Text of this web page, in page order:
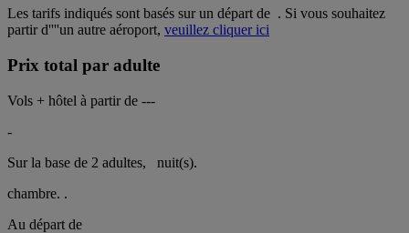
Les tarifs indiqués sont basés sur un départ de . Si vous souhaitez
partir d''''un autre aéroport, veuillez cliquer ici
Prix total par adulte
Vols + hôtel à partir de ---
-
Sur la base de 2 adultes,
nuit(s).
chambre. .
Au départ de